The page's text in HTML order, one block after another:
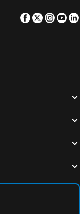
Facebook
Twitter